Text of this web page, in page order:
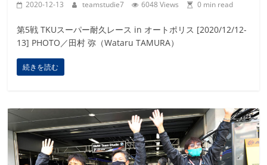
2020-12-13 teamstudie7 6048 Views 0 min read
第5戦 TKUスーパー耐久レース in オートポリス [2020/12/12-
13] PHOTO／田村 弥（Wataru TAMURA）
続きを読む